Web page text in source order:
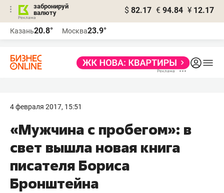
забронируй
валюту
$ 82.17 € 94.84 ¥ 12.17
Казань20.8° Москва23.9°
4 февраля 2017, 15:51
​«Мужчина с пробегом»: в
свет вышла новая книга
писателя Бориса
Бронштейна